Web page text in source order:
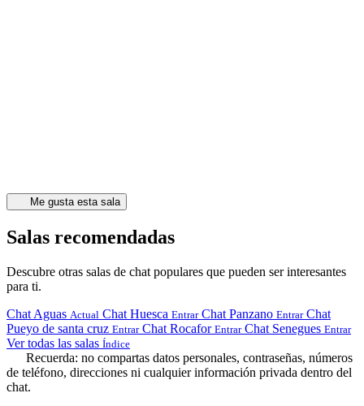
Me gusta esta sala
Salas recomendadas
Descubre otras salas de chat populares que pueden ser interesantes
para ti.
Chat Aguas Actual Chat Huesca Entrar Chat Panzano Entrar Chat
Pueyo de santa cruz Entrar Chat Rocafor Entrar Chat Senegues Entrar
Ver todas las salas Índice
Recuerda: no compartas datos personales, contraseñas, números
de teléfono, direcciones ni cualquier información privada dentro del
chat.